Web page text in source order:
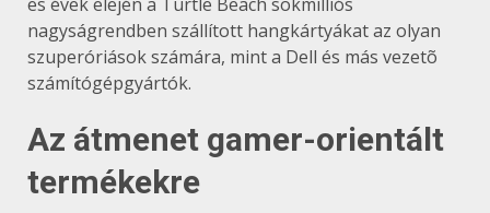
nagyságrendben szállított hangkártyákat az olyan
szuperóriások számára, mint a Dell és más vezetõ
számítógépgyártók.
Az átmenet gamer-orientált
termékekre